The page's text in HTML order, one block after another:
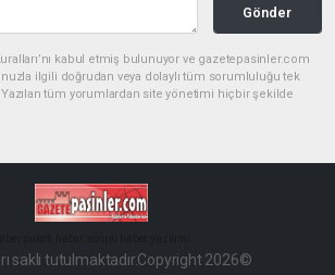
Gönder
kabul etmiş bulunuyor ve gazetepasinler.com
ilgili doğrudan veya dolaylı tüm sorumluluğu tek
Yazılan tüm yorumlardan site yönetimi hiçbir şekilde
saklı tutulmaktadır.Copyright 2026©